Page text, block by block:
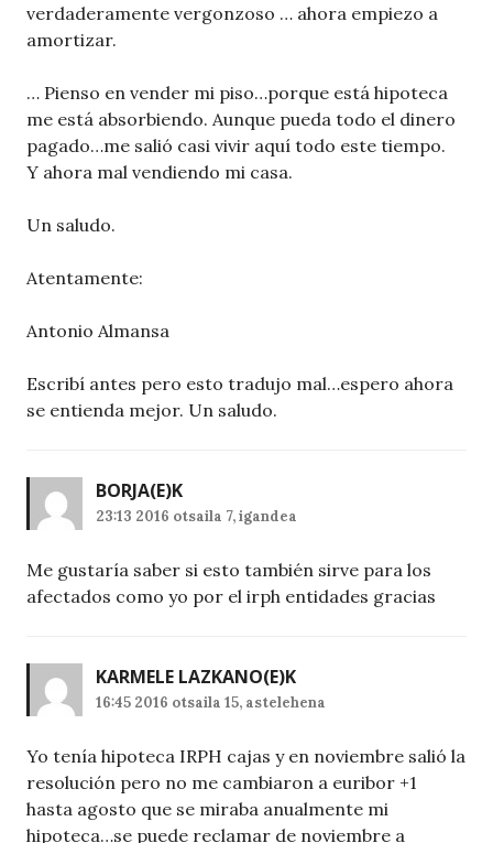
verdaderamente vergonzoso … ahora empiezo a
amortizar.
… Pienso en vender mi piso…porque está hipoteca
me está absorbiendo. Aunque pueda todo el dinero
pagado…me salió casi vivir aquí todo este tiempo.
Y ahora mal vendiendo mi casa.
Un saludo.
Atentamente:
Antonio Almansa
Escribí antes pero esto tradujo mal…espero ahora
se entienda mejor. Un saludo.
BORJA(E)K
23:13 2016 otsaila 7, igandea
Me gustaría saber si esto también sirve para los
afectados como yo por el irph entidades gracias
KARMELE LAZKANO(E)K
16:45 2016 otsaila 15, astelehena
Yo tenía hipoteca IRPH cajas y en noviembre salió la
resolución pero no me cambiaron a euribor +1
hasta agosto que se miraba anualmente mi
hipoteca…se puede reclamar de noviembre a